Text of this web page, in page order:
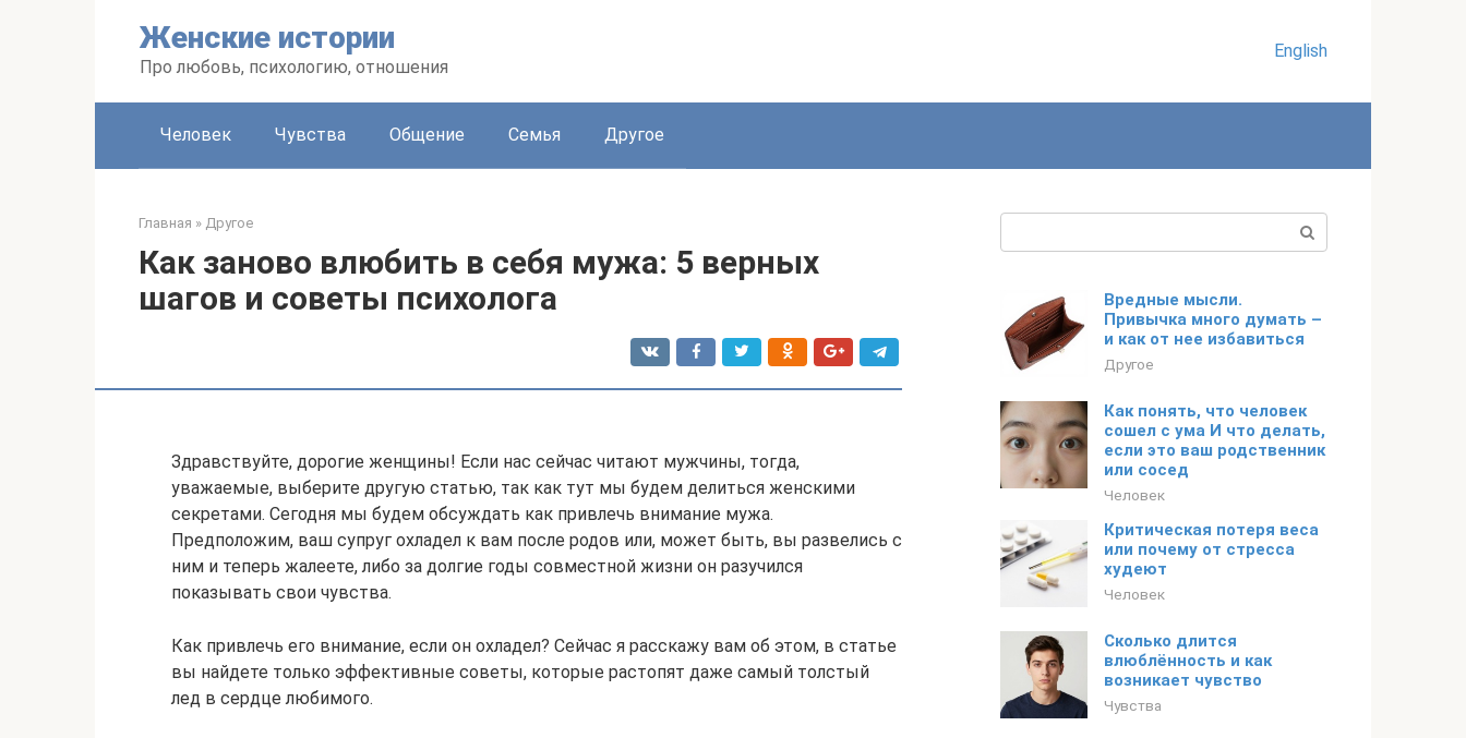
Женские истории
Про любовь, психологию, отношения
English
Человек Чувства Общение Семья Другое
Главная » Другое
Как заново влюбить в себя мужа: 5 верных
шагов и советы психолога
Здравствуйте, дорогие женщины! Если нас сейчас читают мужчины, тогда,
уважаемые, выберите другую статью, так как тут мы будем делиться женскими
секретами. Сегодня мы будем обсуждать как привлечь внимание мужа.
Предположим, ваш супруг охладел к вам после родов или, может быть, вы развелись с
ним и теперь жалеете, либо за долгие годы совместной жизни он разучился
показывать свои чувства.
Как привлечь его внимание, если он охладел? Сейчас я расскажу вам об этом, в статье
вы найдете только эффективные советы, которые растопят даже самый толстый
лед в сердце любимого.
Вредные мысли.
Привычка много думать –
и как от нее избавиться
Другое
Как понять, что человек
сошел с ума И что делать,
если это ваш родственник
или сосед
Человек
Критическая потеря веса
или почему от стресса
худеют
Человек
Сколько длится
влюблённость и как
возникает чувство
Чувства